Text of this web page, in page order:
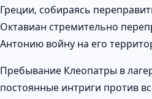
Греции, собираясь
Октавиан стремительно
Антонию войну на его
Пребывание Клеопатры в
постоянные интриги против